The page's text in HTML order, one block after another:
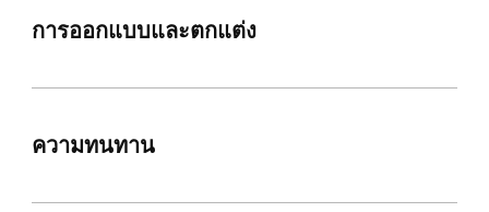
การออกแบบและตกแต่ง
ความทนทาน